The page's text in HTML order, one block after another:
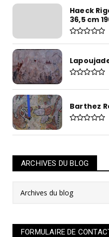
Haeck
36,5 cm
Barthez
ARCHIVES DU BLOG
FORMULAIRE DE